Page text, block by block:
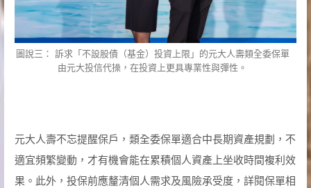
圖說三： 訴求「不設股債（基金）投資上限」的元大人壽類全委保單
由元大投信代操，在投資上更具專業性與彈性。
元大人壽不忘提醒保戶，類全委保單適合中長期資產規劃，不
適宜頻繁變動，才有機會能在累積個人資產上坐收時間複利效
果。此外，投保前應釐清個人需求及風險承受度，詳閱保單相